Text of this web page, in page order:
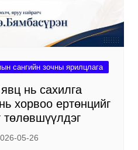
сангийн зочны ярилцлага
нь сахилга
хорвоо ертөнцийг
төлөвшүүлдэг
05-26